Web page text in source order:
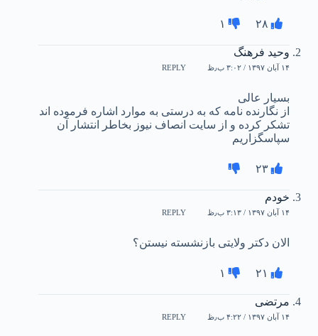
۲۸ ۱
وحید فرهنگ
۱۴ آبان ۱۳۹۷ / ۳:۰۲ ب٫ظ REPLY
بسیار عالی
از نگارنده نامه که به درستی به موارد اشاره فرموده اند
تشکر کرده و از سایت انصاف نیوز بخاطر انتشار آن
سپاسگزاریم
۲۳
خودم
۱۴ آبان ۱۳۹۷ / ۳:۱۳ ب٫ظ REPLY
الان دکتر ولایتی بازنشسته نیستن؟
۲۱ ۱
مرتضی
۱۴ آبان ۱۳۹۷ / ۴:۲۲ ب٫ظ REPLY